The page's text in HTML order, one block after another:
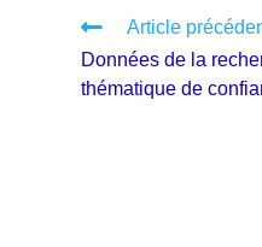
Article
Données de la
thématique de